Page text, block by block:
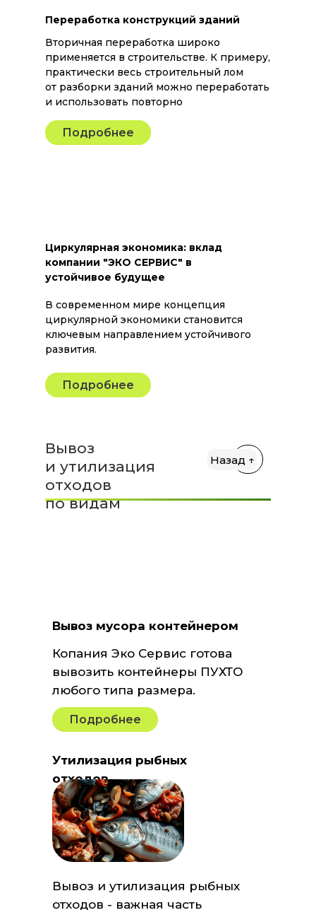
Вторичная переработка широко
применяется в строительстве. К примеру,
практически весь строительный лом
от разборки зданий можно переработать
и использовать повторно
В современном мире концепция
циркулярной экономики становится
ключевым направлением устойчивого
развития.
Переработка конструкций зданий
Циркулярная экономика: вклад
компании "ЭКО СЕРВИС" в
устойчивое будущее
Подробнее
Подробнее
Вывоз
и утилизация
отходов
по видам
Назад ↑
Копания Эко Сервис готова
вывозить контейнеры ПУХТО
любого типа размера.
Утилизация рыбных
отходов
Вывоз и утилизация рыбных
отходов - важная часть
Вывоз мусора контейнером
Подробнее